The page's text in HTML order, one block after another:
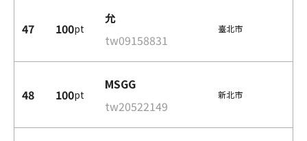
47 100pt
允
tw09158831
臺北市
48 100pt
MSGG
tw20522149
新北市